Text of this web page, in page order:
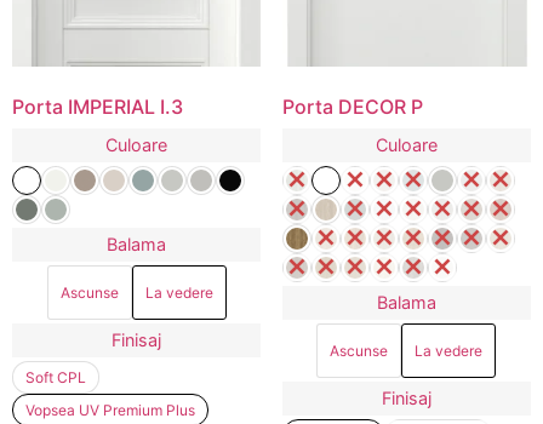
Porta IMPERIAL I.3
Culoare
Balama
Ascunse La vedere
Finisaj
Soft CPL
Vopsea UV Premium Plus
Porta DECOR P
Culoare
Balama
Ascunse La vedere
Finisaj